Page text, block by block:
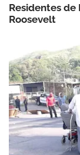
Residentes de
Roosevelt